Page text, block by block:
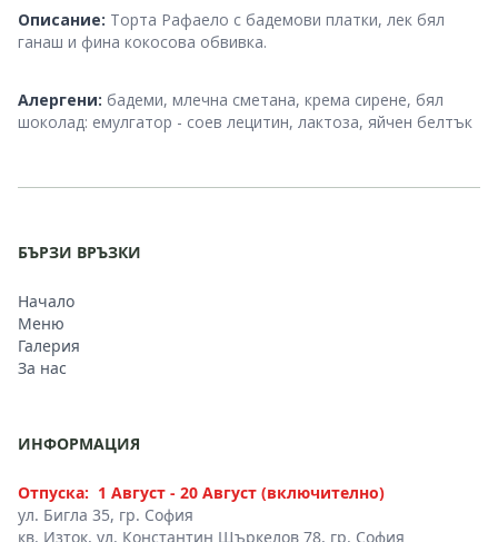
Description
Описание: Торта Рафаело с бадемови платки, лек бял
ганаш и фина кокосова обвивка.
Dietary and Allergen Advice
Алергени: бадеми, млечна сметана, крема сирене, бял
шоколад: емулгатор - соев лецитин, лактоза, яйчен белтък
БЪРЗИ ВРЪЗКИ
Начало
Меню
Галерия
За нас
ИНФОРМАЦИЯ
Отпуска: 1 Август - 20 Август (включително)
ул. Бигла 35, гр. София
кв. Изток, ул. Константин Щъркелов 78, гр. София